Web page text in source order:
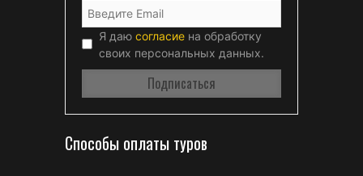
Я даю согласие на обработку
своих персональных данных.
Способы оплаты туров